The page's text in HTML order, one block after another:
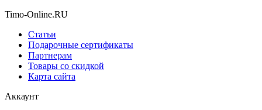
Timo-Online.RU
Статьи
Подарочные сертификаты
Партнерам
Товары со скидкой
Карта сайта
Аккаунт